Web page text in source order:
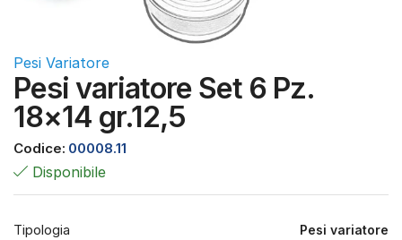
Pesi Variatore
Pesi variatore Set 6 Pz.
18×14 gr.12,5
Codice: 00008.11
Disponibile
Tipologia Pesi variatore